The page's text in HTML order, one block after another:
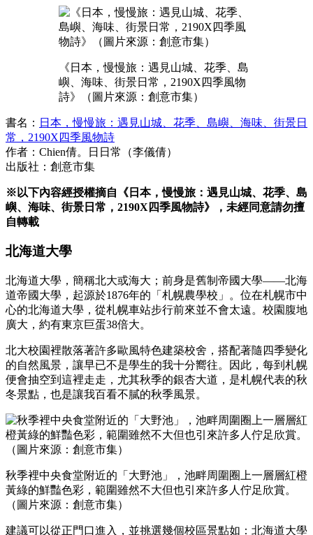
《日本，慢慢旅：遇見山城、花季、島
嶼、海味、街景日常，2190X四季風物
詩》（圖片來源：創意市集）
書名： 日本，慢慢旅：遇見山城、花季、島嶼、海味、街景日
常，2190X四季風物詩
作者：Chien倩。日日常（李儀倩）
出版社：創意市集
※以下內容經授權摘自《日本，慢慢旅：遇見山城、花季、島
嶼、海味、街景日常，2190X四季風物詩》，未經同意請勿擅
自轉載
北海道大學
北海道大學，簡稱北大或海大；前身是舊制帝國大學——北海
道帝國大學，起源於1876年的「札幌農學校」。位在札幌市中
心的北海道大學，從札幌車站步行前來並不會太遠。校園腹地
廣大，約有東京巨蛋38倍大。
北大校園裡散落著許多歐風特色建築校舍，搭配著隨四季變化
的自然風景，讓早已不是學生的我十分嚮往。因此，每到札幌
便會抽空到這裡走走，尤其秋季的銀杏大道，是札幌代表的秋
冬景點，也是讓我百看不膩的秋季風景。
秋季裡中央食堂附近的「大野池」，池畔周圍圈上一層層紅橙
黃綠的鮮豔色彩，範圍雖然不大但也引來許多人佇足欣賞。
（圖片來源：創意市集）
建議可以從正門口進入，並挑選幾個校區景點如：北海道大學